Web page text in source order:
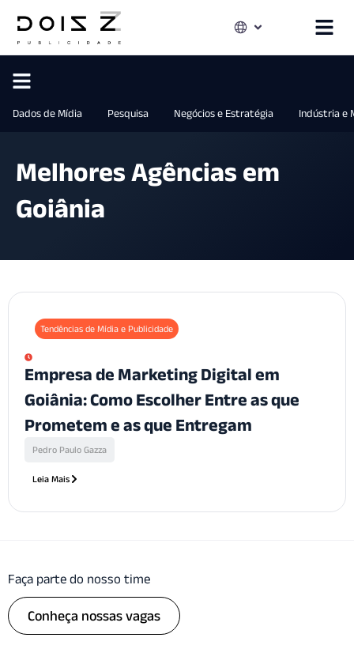
Dados de Mídia Pesquisa Negócios e Estratégia Indústria e
Melhores Agências em
Goiânia
Tendências de Mídia e Publicidade
Empresa de Marketing Digital em
Goiânia: Como Escolher Entre as que
Prometem e as que Entregam
Pedro Paulo Gazza
Leia Mais
Faça parte do nosso time
Conheça nossas vagas